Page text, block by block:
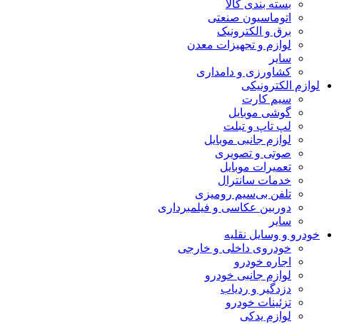
بسته بندی کالا
اتوماسیون صنعتی
برق و الکترونیک
لوازم و تجهیزات معدن
سایر
کشاورزی و دامداری
لوازم الکترونیکی
سیم کارت
گوشی موبایل
لپ تاپ و تبلت
لوازم جانبی موبایل
صوتی و تصویری
تعمیرات موبایل
خدمات سانترال
تلفن بی‌سیم رومیزی
دوربین عکاسی و فیلمبرداری
سایر
خودرو و وسایل نقلیه
خودروی داخلی و خارجی
اجاره خودرو
لوازم جانبی خودرو
دزدگیر و ردیاب
تزئینات خودرو
لوازم یدکی